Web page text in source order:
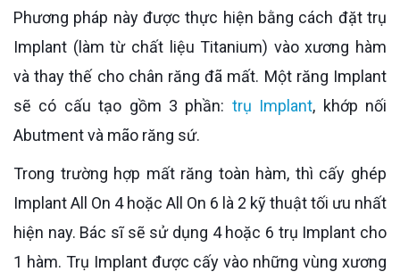
Phương pháp này được thực hiện bằng cách đặt trụ
Implant (làm từ chất liệu Titanium) vào xương hàm
và thay thế cho chân răng đã mất. Một răng Implant
sẽ có cấu tạo gồm 3 phần: trụ Implant, khớp nối
Abutment và mão răng sứ.
Trong trường hợp mất răng toàn hàm, thì cấy ghép
Implant All On 4 hoặc All On 6 là 2 kỹ thuật tối ưu nhất
hiện nay. Bác sĩ sẽ sử dụng 4 hoặc 6 trụ Implant cho
1 hàm. Trụ Implant được cấy vào những vùng xương